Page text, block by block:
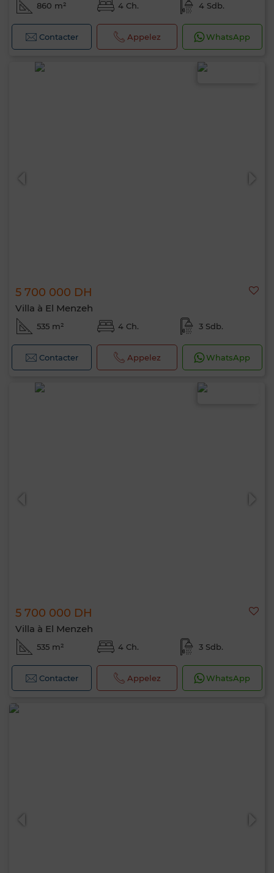
860 m² 4 Ch. 4 Sdb.
Contacter Appelez WhatsApp
5 700 000 DH
Villa à El Menzeh
535 m² 4 Ch. 3 Sdb.
Contacter Appelez WhatsApp
5 700 000 DH
Villa à El Menzeh
535 m² 4 Ch. 3 Sdb.
Contacter Appelez WhatsApp